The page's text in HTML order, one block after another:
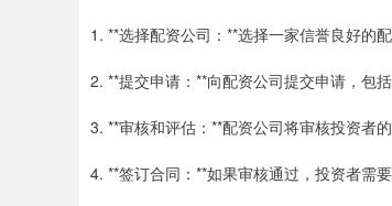
1. **选择配资公司：**选择一家信誉良好的
2. **提交申请：**向配资公司提交申请，包
3. **审核和评估：**配资公司将审核投资者
4. **签订合同：**如果审核通过，投资者需